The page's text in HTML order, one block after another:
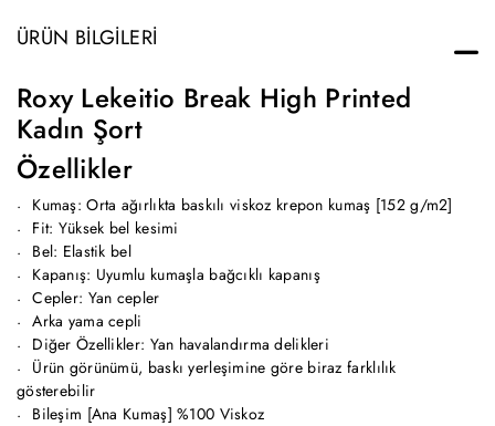
ÜRÜN BILGILERI
Roxy Lekeitio Break High Printed
Kadın Şort
Özellikler
Kumaş: Orta ağırlıkta baskılı viskoz krepon kumaş [152 g/m2]
Fit: Yüksek bel kesimi
Bel: Elastik bel
Kapanış: Uyumlu kumaşla bağcıklı kapanış
Cepler: Yan cepler
Arka yama cepli
Diğer Özellikler: Yan havalandırma delikleri
Ürün görünümü, baskı yerleşimine göre biraz farklılık
gösterebilir
Bileşim [Ana Kumaş] %100 Viskoz